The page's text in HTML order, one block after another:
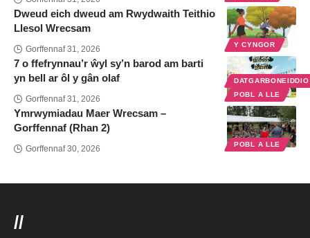
Y CYNGOR
Dweud eich dweud am Rwydwaith Teithio
Llesol Wrecsam
Gorffennaf 31, 2026
POBL A LLE
7 o ffefrynnau’r ŵyl sy’n barod am barti
yn bell ar ôl y gân olaf
Gorffennaf 31, 2026
POBL A LLE
Ymrwymiadau Maer Wrecsam –
Gorffennaf (Rhan 2)
Gorffennaf 30, 2026
//